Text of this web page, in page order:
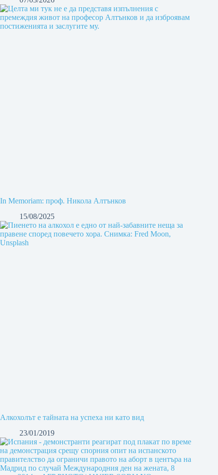
In Memoriam: проф. Никола Алтънков
15/08/2025
Алкохолът е тайната на успеха ни като вид
23/01/2019